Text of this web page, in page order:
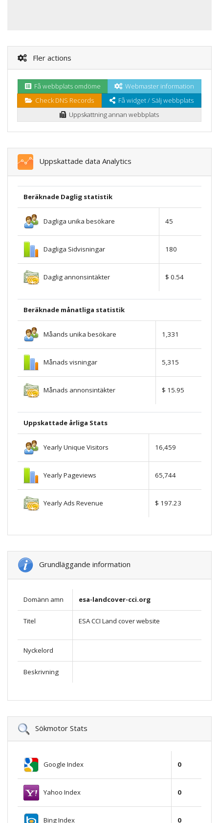
Fler actions
Få webbplats omdöme
Webmaster information
Check DNS Records
Få widget / Sälj webbplats
Uppskattning annan webbplats
Uppskattade data Analytics
Beräknade Daglig statistik
Dagliga unika besökare 45
Dagliga Sidvisningar 180
Daglig annonsintäkter $ 0.54
Beräknade månatliga statistik
Måands unika besökare 1,331
Månads visningar 5,315
Månads annonsintäkter $ 15.95
Uppskattade årliga Stats
Yearly Unique Visitors 16,459
Yearly Pageviews 65,744
Yearly Ads Revenue $ 197.23
Grundläggande information
Domänn amn esa-landcover-cci.org
Titel ESA CCI Land cover website
Nyckelord
Beskrivning
Sökmotor Stats
Google Index 0
Yahoo Index 0
Bing Index 0